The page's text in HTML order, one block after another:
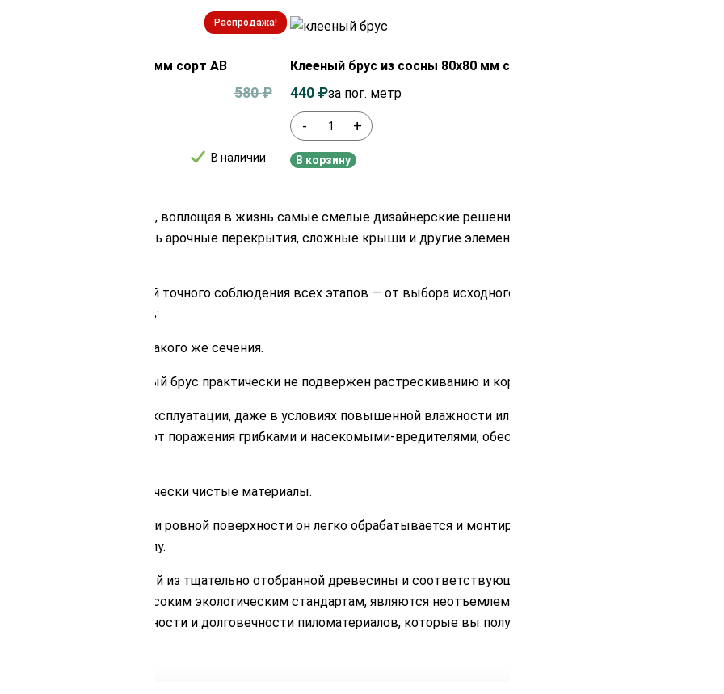
Распродажа!
брус из сосны 80х80 мм сорт AB
В наличии
580₽
Клееный брус из сосны 80х80 мм сорт AB
- +
440 ₽за пог. метр
В корзину
любой сложности, воплощая в жизнь самые смелые дизайнерские решения. Его высокая
возможность создавать арочные перекрытия, сложные крыши и другие элементы, которые
процесс, требующий точного соблюдения всех этапов — от выбора исходного сырья до
преимуществ:
с цельным брусом такого же сечения.
температур. Клееный брус практически не подвержен растрескиванию и короблению.
многих лет эксплуатации, даже в условиях повышенной влажности или прямого
защищает брус от поражения грибками и насекомыми-вредителями, обеспечивая его
только экологически чистые материалы.
размерам и ровной поверхности он легко обрабатывается и монтируется, что
затраты на рабочую силу.
80 мм, изготовленный из тщательно отобранной древесины и соответствующий всем
соответствие высоким экологическим стандартам, являются неотъемлемой частью
уверены в надежности и долговечности пиломатериалов, которые вы получаете.